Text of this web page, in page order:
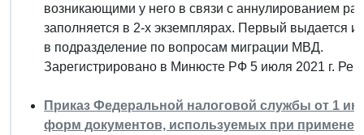
возникающими у него в связи с аннулированием
заполняется в 2-х экземплярах. Первый выдается
в подразделение по вопросам миграции МВД.
Зарегистрировано в Минюсте РФ 5 июля 2021 г.
Приказ Федеральной налоговой службы от 1
форм документов, используемых при